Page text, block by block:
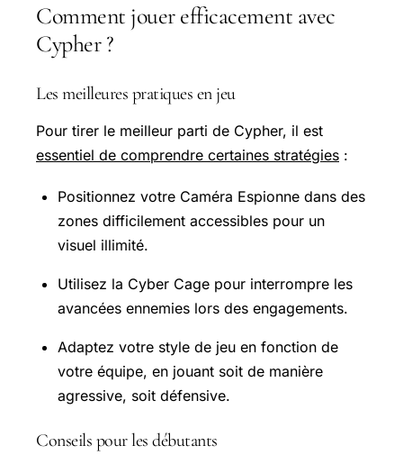
Comment jouer efficacement avec
Cypher ?
Les meilleures pratiques en jeu
Pour tirer le meilleur parti de Cypher, il est
essentiel de comprendre certaines stratégies :
Positionnez votre Caméra Espionne dans des
zones difficilement accessibles pour un
visuel illimité.
Utilisez la Cyber Cage pour interrompre les
avancées ennemies lors des engagements.
Adaptez votre style de jeu en fonction de
votre équipe, en jouant soit de manière
agressive, soit défensive.
Conseils pour les débutants